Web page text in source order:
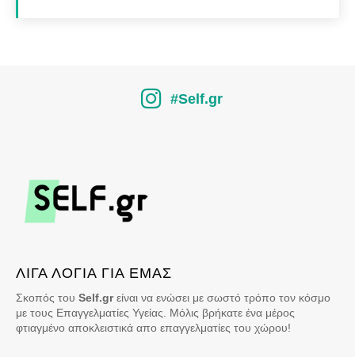
#Self.gr
ΛΙΓΑ ΛΟΓΙΑ ΓΙΑ ΕΜΑΣ
Σκοπός του Self.grείναι να ενώσει με σωστό τρόπο τον κόσμο
με τους Επαγγελματίες Υγείας. Μόλις βρήκατε ένα μέρος
φτιαγμένο αποκλειστικά απο επαγγελματίες του χώρου!